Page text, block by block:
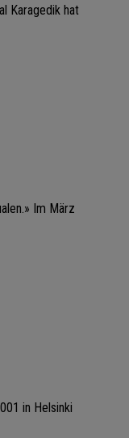
Karagedik hat
Im März
in Helsinki